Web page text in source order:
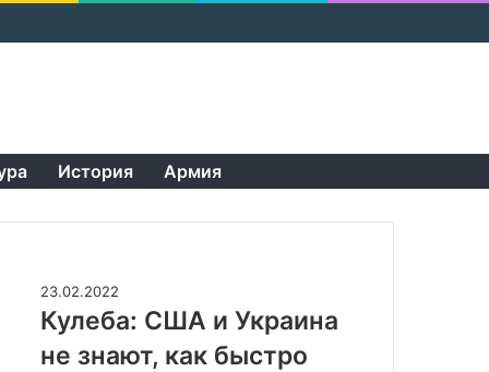
История Армия
К
у
е
23.02.2022
Кулеба: США и Украина
не знают, как быстро